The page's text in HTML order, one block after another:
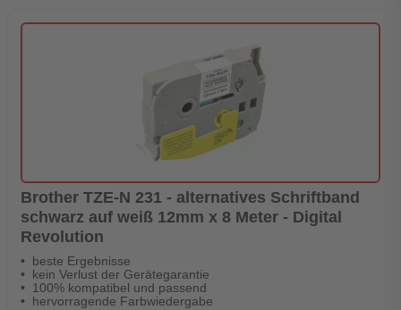
Brother TZE-N 231 - alternatives Schriftband
schwarz auf weiß 12mm x 8 Meter - Digital
Revolution
beste Ergebnisse
kein Verlust der Gerätegarantie
100% kompatibel und passend
hervorragende Farbwiedergabe